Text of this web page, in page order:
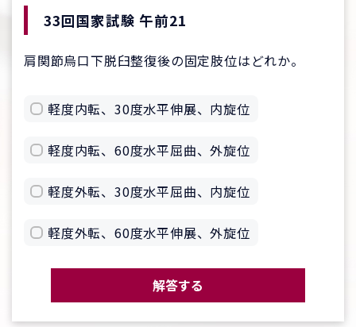
33回国家試験 午前21
肩関節烏口下脱臼整復後の固定肢位はどれか。
軽度内転、30度水平伸展、内旋位
軽度内転、60度水平屈曲、外旋位
軽度外転、30度水平屈曲、内旋位
軽度外転、60度水平伸展、外旋位
解答する